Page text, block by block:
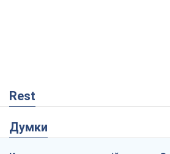
Rest
Думки